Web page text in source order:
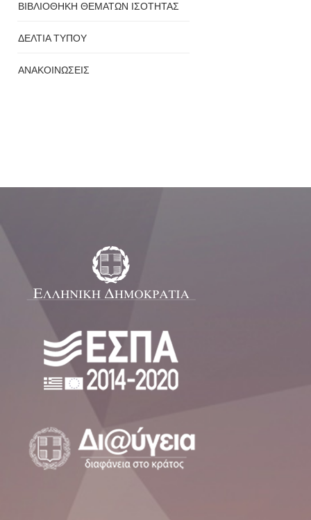
ΒΙΒΛΙΟΘΗΚΗ ΘΕΜΑΤΩΝ ΙΣΟΤΗΤΑΣ
ΔΕΛΤΙΑ ΤΥΠΟΥ
ΑΝΑΚΟΙΝΩΣΕΙΣ